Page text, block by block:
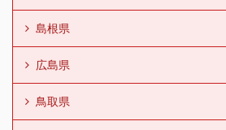
島根県
広島県
鳥取県